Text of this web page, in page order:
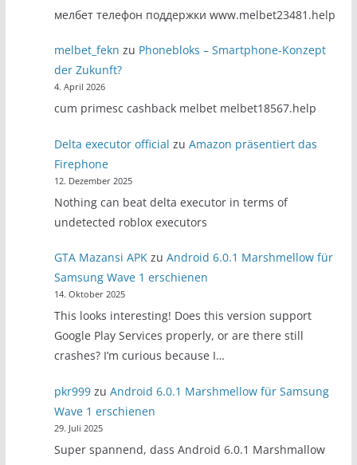
мелбет телефон поддержки www.melbet23481.help
melbet_fekn zu Phonebloks – Smartphone-Konzept
der Zukunft?
4. April 2026
cum primesc cashback melbet melbet18567.help
Delta executor official zuAmazon präsentiert das
Firephone
12. Dezember 2025
Nothing can beat delta executor in terms of
undetected roblox executors
GTA Mazansi APK zuAndroid 6.0.1 Marshmellow für
Samsung Wave 1 erschienen
14. Oktober 2025
This looks interesting! Does this version support
Google Play Services properly, or are there still
crashes? I’m curious because I…
pkr999 zuAndroid 6.0.1 Marshmellow für Samsung
Wave 1 erschienen
29. Juli 2025
Super spannend, dass Android 6.0.1 Marshmallow